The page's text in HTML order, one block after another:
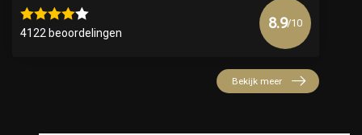
4122 beoordelingen
8.9/10
Bekijk meer